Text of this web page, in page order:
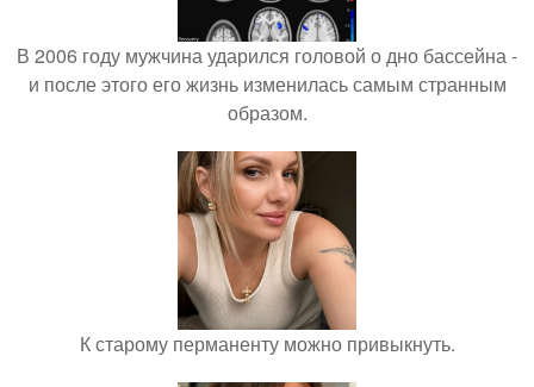
В 2006 году мужчина ударился головой о дно бассейна -
и после этого его жизнь изменилась самым странным
образом.
К старому перманенту можно привыкнуть.